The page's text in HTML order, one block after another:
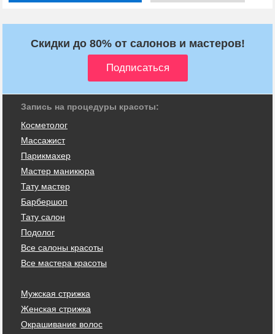
Скидки до 80% от салонов и мастеров!
Запись на процедуры красоты:
Косметолог
Массажист
Парикмахер
Мастер маникюра
Тату мастер
Барбершоп
Тату салон
Подолог
Все салоны красоты
Все мастера красоты
Мужская стрижка
Женская стрижка
Окрашивание волос